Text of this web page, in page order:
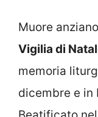
Muore
Vigilia di
memoria
dicembre e in